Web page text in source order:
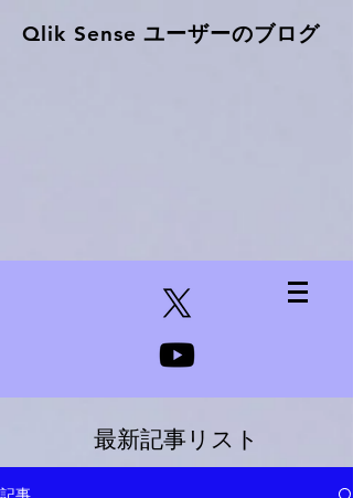
Qlik Sense ​ユーザーのブログ
最新記事リスト